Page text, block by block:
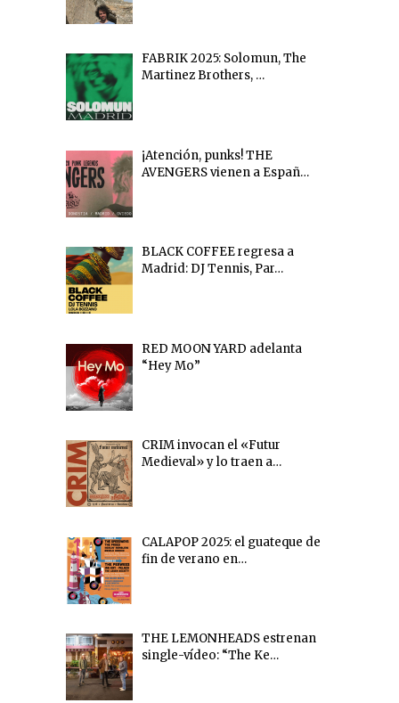
FABRIK 2025: Solomun, The
Martinez Brothers, …
¡Atención, punks! THE
AVENGERS vienen a Españ…
BLACK COFFEE regresa a
Madrid: DJ Tennis, Par…
RED MOON YARD adelanta
“Hey Mo”
CRIM invocan el «Futur
Medieval» y lo traen a…
CALAPOP 2025: el guateque de
fin de verano en…
THE LEMONHEADS estrenan
single-vídeo: “The Ke…